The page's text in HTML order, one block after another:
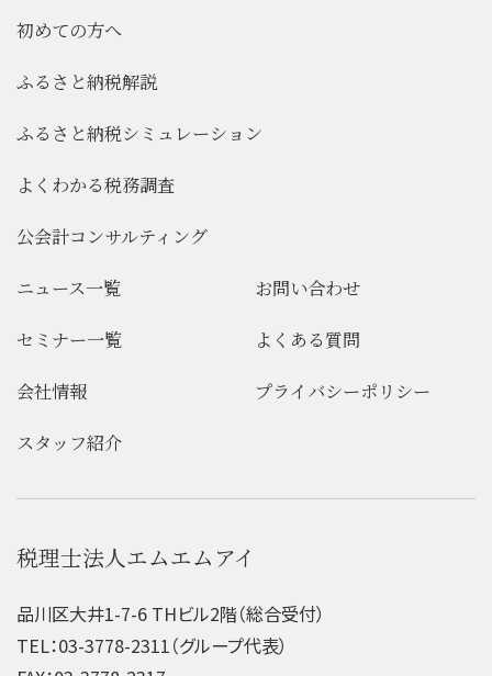
初めての方へ
ふるさと納税解説
ふるさと納税シミュレーション
よくわかる税務調査
公会計コンサルティング
ニュース一覧
セミナー一覧
会社情報
スタッフ紹介
お問い合わせ
よくある質問
プライバシーポリシー
税理士法人エムエムアイ
品川区大井1-7-6 THビル2階（総合受付）
TEL：03-3778-2311（グループ代表）